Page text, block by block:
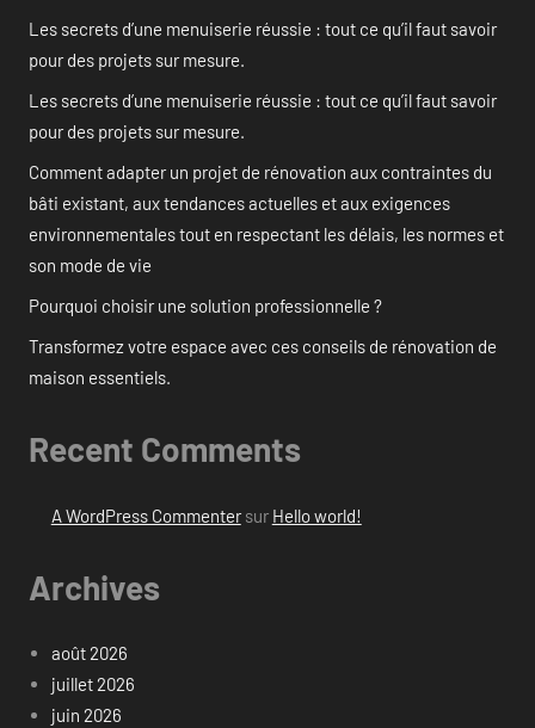
Les secrets d’une menuiserie réussie : tout ce qu’il faut savoir
pour des projets sur mesure.
Les secrets d’une menuiserie réussie : tout ce qu’il faut savoir
pour des projets sur mesure.
Comment adapter un projet de rénovation aux contraintes du
bâti existant, aux tendances actuelles et aux exigences
environnementales tout en respectant les délais, les normes et
son mode de vie
Pourquoi choisir une solution professionnelle ?
Transformez votre espace avec ces conseils de rénovation de
maison essentiels.
Recent Comments
A WordPress Commentersur Hello world!
Archives
août 2026
juillet 2026
juin 2026